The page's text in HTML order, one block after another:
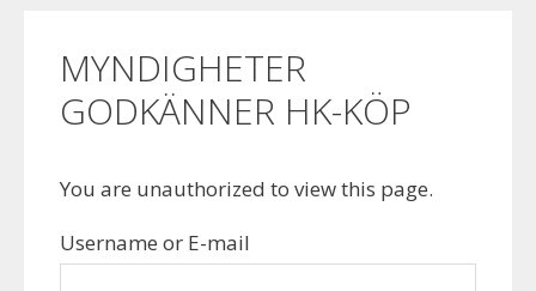
MYNDIGHETER
GODKÄNNER HK-KÖP
You are unauthorized to view this page.
Username or E-mail